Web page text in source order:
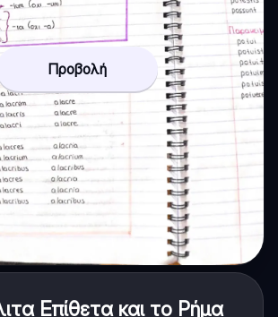
Προβολή
Επίθετα και το Ρήμα